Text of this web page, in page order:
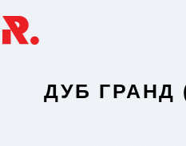
ДУБ ГРАНД